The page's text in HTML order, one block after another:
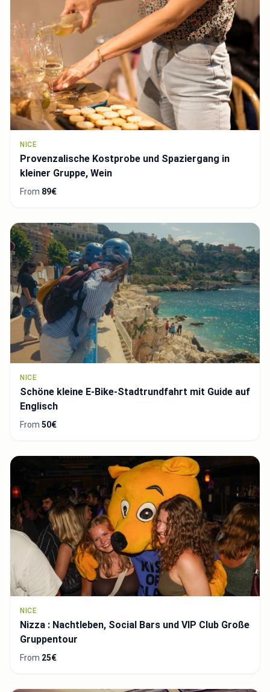
NICE
Provenzalische Kostprobe und Spaziergang in
kleiner Gruppe, Wein
From 89€
NICE
Schöne kleine E-Bike-Stadtrundfahrt mit Guide auf
Englisch
From 50€
NICE
Nizza : Nachtleben, Social Bars und VIP Club Große
Gruppentour
From 25€